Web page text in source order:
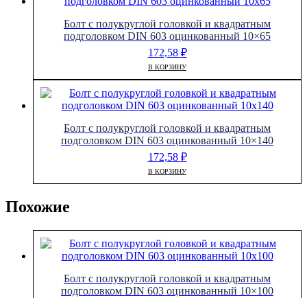
Болт с полукруглой головкой и квадратным
подголовком DIN 603 оцинкованный 10×65
172,58 ₽
В КОРЗИНУ
Болт с полукруглой головкой и квадратным
подголовком DIN 603 оцинкованный 10×140
172,58 ₽
В КОРЗИНУ
Похожие
Болт с полукруглой головкой и квадратным
подголовком DIN 603 оцинкованный 10×100